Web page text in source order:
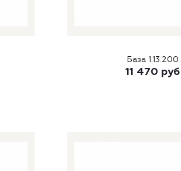
База 1.13.200
11 470 руб